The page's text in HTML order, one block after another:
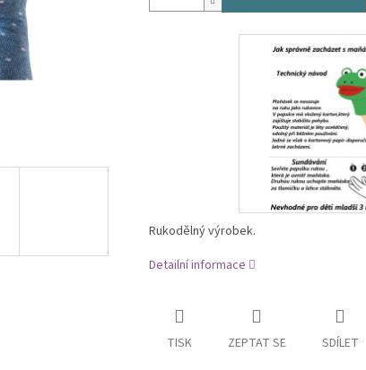
Rukodělný výrobek.
Detailní informace
TISK ZEPTAT SE SDÍLET